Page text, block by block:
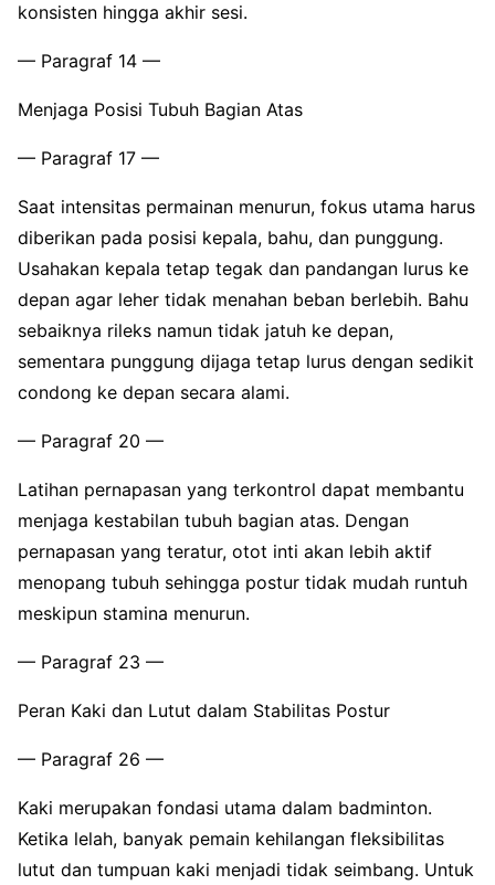
konsisten hingga akhir sesi.
— Paragraf 14 —
Menjaga Posisi Tubuh Bagian Atas
— Paragraf 17 —
Saat intensitas permainan menurun, fokus utama harus
diberikan pada posisi kepala, bahu, dan punggung.
Usahakan kepala tetap tegak dan pandangan lurus ke
depan agar leher tidak menahan beban berlebih. Bahu
sebaiknya rileks namun tidak jatuh ke depan,
sementara punggung dijaga tetap lurus dengan sedikit
condong ke depan secara alami.
— Paragraf 20 —
Latihan pernapasan yang terkontrol dapat membantu
menjaga kestabilan tubuh bagian atas. Dengan
pernapasan yang teratur, otot inti akan lebih aktif
menopang tubuh sehingga postur tidak mudah runtuh
meskipun stamina menurun.
— Paragraf 23 —
Peran Kaki dan Lutut dalam Stabilitas Postur
— Paragraf 26 —
Kaki merupakan fondasi utama dalam badminton.
Ketika lelah, banyak pemain kehilangan fleksibilitas
lutut dan tumpuan kaki menjadi tidak seimbang. Untuk